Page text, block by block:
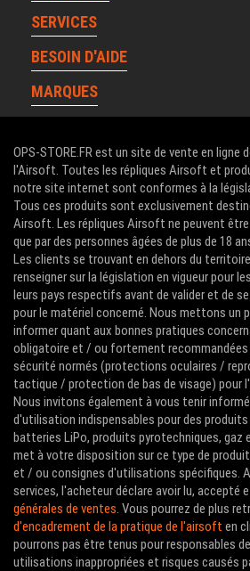
SERVICES
BESOIN D'AIDE
MARQUES
OPS-STORE.FR est un site de vente en ligne
l'Airsoft. Toutes les répliques Airsoft et
notre site internet sont conformes à la
Tous ces produits sont exclusivement
Airsoft. Les répliques Airsoft ne peuvent
que par des personnes âgées de plus de 18
Les clients se trouvant en dehors du
renseigner sur la législation en vigueur pour
leurs pays respectifs avant de valider et de
pour le matériel concerné. Nous mettons un
informer quant aux bonnes pratiques
obligatoire et / ou fortement recommandées
sécurité normés (protections oculaires /
tactique / protection de bas de visage) pour
Nous invitons également à vous tenir
d'utilisation indispensables pour des
batteries LiPo, produits pyrotechniques, gaz
met à votre disposition sur ce type de
et / ou consignes d'utilisations spécifiques.
services, l'acheteur déclare avoir lu, accepté
générales de ventes . Vous pourrez de plus
d'encadrement de la pratique de l'airsoft en
pourrons pas être tenus pour responsables
utilisations inappropriées et risques causés